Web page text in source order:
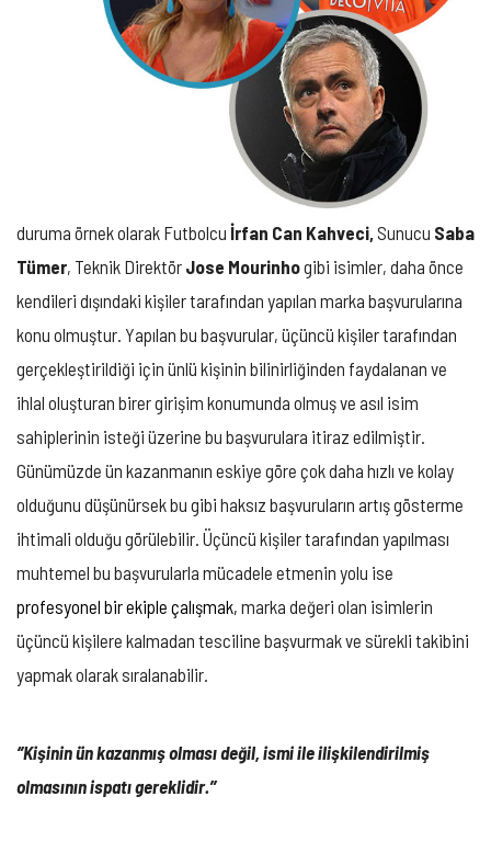
duruma örnek olarak Futbolcu İrfan Can Kahveci, Sunucu Saba
Tümer, Teknik Direktör Jose Mourinhogibi isimler, daha önce
kendileri dışındaki kişiler tarafından yapılan marka başvurularına
konu olmuştur. Yapılan bu başvurular, üçüncü kişiler tarafından
gerçekleştirildiği için ünlü kişinin bilinirliğinden faydalanan ve
ihlal oluşturan birer girişim konumunda olmuş ve asıl isim
sahiplerinin isteği üzerine bu başvurulara itiraz edilmiştir.
Günümüzde ün kazanmanın eskiye göre çok daha hızlı ve kolay
olduğunu düşünürsek bu gibi haksız başvuruların artış gösterme
ihtimali olduğu görülebilir. Üçüncü kişiler tarafından yapılması
muhtemel bu başvurularla mücadele etmenin yolu ise
profesyonel bir ekiple çalışmak, marka değeri olan isimlerin
üçüncü kişilere kalmadan tesciline başvurmak ve sürekli takibini
yapmak olarak sıralanabilir.
‘’Kişinin ün kazanmış olması değil, ismi ile ilişkilendirilmiş
olmasının ispatı gereklidir.’’